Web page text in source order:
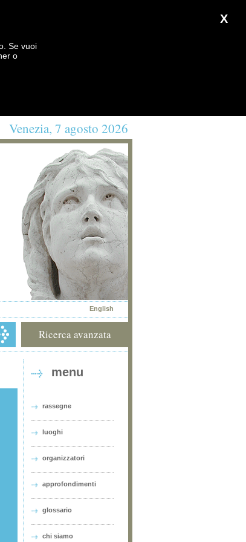
X
Se vuoi
o
Venezia, 7 agosto 2026
English
Ricerca avanzata
menu
rassegne
luoghi
organizzatori
approfondimenti
glossario
chi siamo